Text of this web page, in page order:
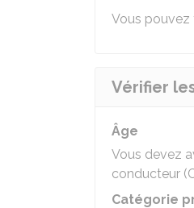
Vous
Vérifier
Âge
Vous devez
conducteur
Catégorie